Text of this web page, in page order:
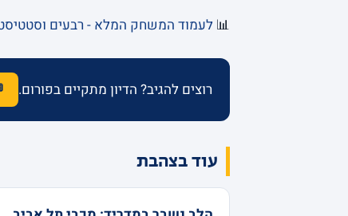
📊 לעמוד המשחק המלא - רבעים
רוצים להגיב? הדיון מתקיים בפורום.
עוד בצהבת